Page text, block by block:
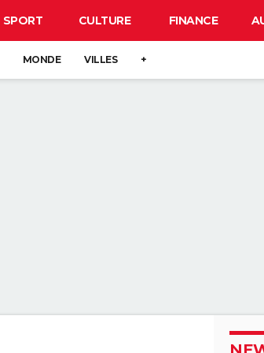
SPORT CULTURE FINANCE
MONDE VILLES +